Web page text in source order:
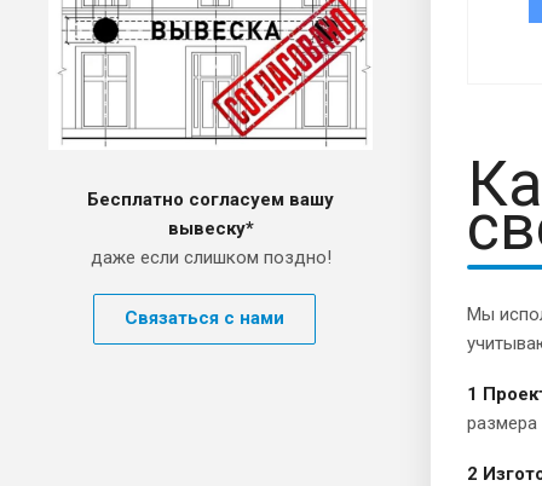
Мы
1
2
Бесплатно согласуем вашу
вывеску*
даже если слишком поздно!
Связаться с нами